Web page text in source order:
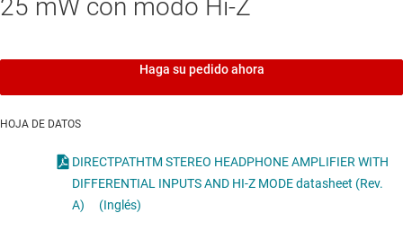
25 mW con modo Hi-Z
Haga su pedido ahora
HOJA DE DATOS
DIRECTPATHTM STEREO HEADPHONE AMPLIFIER WITH
DIFFERENTIAL INPUTS AND HI-Z MODE datasheet (Rev.
A)
(Inglés)